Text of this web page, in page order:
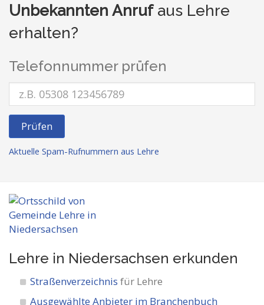
Unbekannten Anrufaus Lehre
erhalten?
Telefonnummer prüfen
Prüfen
Aktuelle Spam-Rufnummern aus Lehre
Lehre in Niedersachsen erkunden
Straßenverzeichnis für Lehre
Ausgewählte Anbieter im Branchenbuch